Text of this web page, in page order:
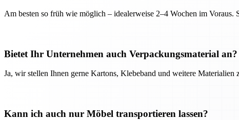
Am besten so früh wie möglich – idealerweise 2–4 Wochen im
Bietet Ihr Unternehmen auch Verpackungsmaterial an?
Ja, wir stellen Ihnen gerne Kartons, Klebeband und weitere
Kann ich auch nur Möbel transportieren lassen?